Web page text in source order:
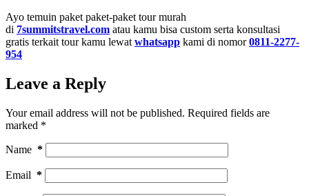
Ayo temuin paket paket-paket tour murah
di 7summitstravel.com atau kamu bisa custom serta konsultasi
gratis terkait tour kamu lewat whatsapp kami di nomor0811-2277-
954
Leave a Reply
Your email address will not be published. Required fields are
marked *
Name *
Email *